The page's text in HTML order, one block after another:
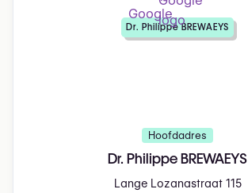
Hoofdadres
Dr. Philippe BREWAEYS
Lange Lozanastraat 115
Dr. Philippe BREWAEYS